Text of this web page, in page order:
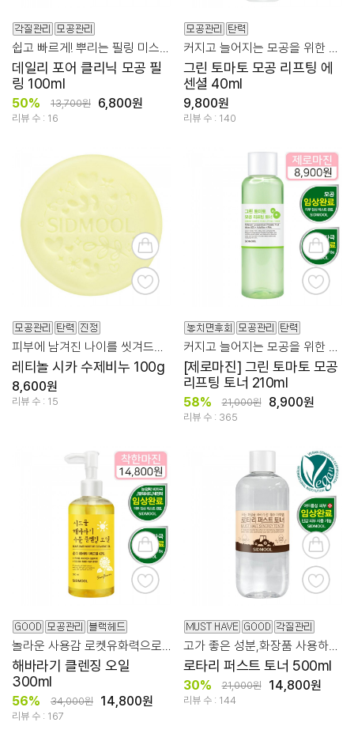
데일리 포어 클리닉 모공 필
링 100ml
50% 13,700원 6,800원
리뷰 수 : 16
그린 토마토 모공 리프팅 에
센셜 40ml
9,800원
리뷰 수 : 140
레티놀 시카 수제비누 100g
8,600원
리뷰 수 : 15
[제로마진] 그린 토마토 모공
리프팅 토너 210ml
58% 21,000원 8,900원
리뷰 수 : 365
해바라기 클렌징 오일
300ml
56% 34,000원 14,800원
리뷰 수 : 167
고가 좋은 성분,화장품 사용하기 전에는 로타리로! 파하 20,000ppm
로타리 퍼스트 토너 500ml
30% 21,000원 14,800원
리뷰 수 : 144